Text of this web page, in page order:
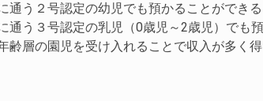
通う２号認定の幼児でも預かることができる
通う３号認定の乳児（0歳児～2歳児）でも
齢層の園児を受け入れることで収入が多く